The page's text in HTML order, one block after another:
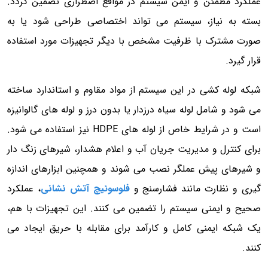
بسته به نیاز، سیستم می تواند اختصاصی طراحی شود یا به
صورت مشترک با ظرفیت مشخص با دیگر تجهیزات مورد استفاده
قرار گیرد.
شبکه لوله کشی در این سیستم از مواد مقاوم و استاندارد ساخته
می شود و شامل لوله سیاه درزدار یا بدون درز و لوله های گالوانیزه
است و در شرایط خاص از لوله های HDPE نیز استفاده می شود.
برای کنترل و مدیریت جریان آب و اعلام هشدار، شیرهای زنگ دار
و شیرهای پیش عملگر نصب می شوند و همچنین ابزارهای اندازه
گیری و نظارت مانند فشارسنج وفلوسوئیچ آتش نشانی، عملکرد
صحیح و ایمنی سیستم را تضمین می کنند. این تجهیزات با هم،
یک شبکه ایمنی کامل و کارآمد برای مقابله با حریق ایجاد می
کنند.